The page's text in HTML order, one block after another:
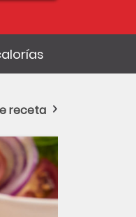
receta